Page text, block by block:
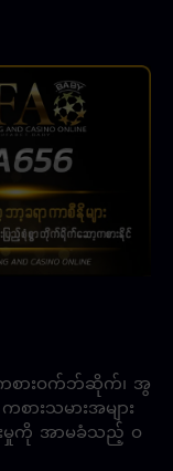
ကစားဝက်ဘ်ဆိုက်၊ အွ
ားသမားအများ
မှုကို အာမခံသည့် ဝ